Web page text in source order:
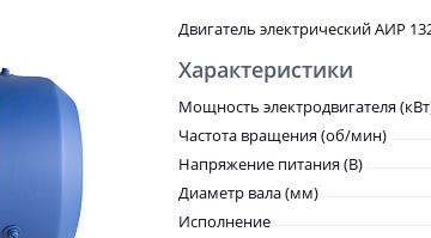
Двигатель электрический АИР
Характеристики
Мощность электродвигателя
Частота вращения (об/мин)
Напряжение питания (В)
Диаметр вала (мм)
Исполнение